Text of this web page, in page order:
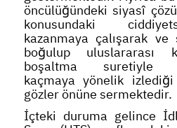
öncülüğündeki siyasî
konusundaki
kazanmaya çalışarak ve
boğulup uluslararası
boşaltma suretiyle
kaçmaya yönelik
gözler önüne sermektedir.
İçteki duruma gelince